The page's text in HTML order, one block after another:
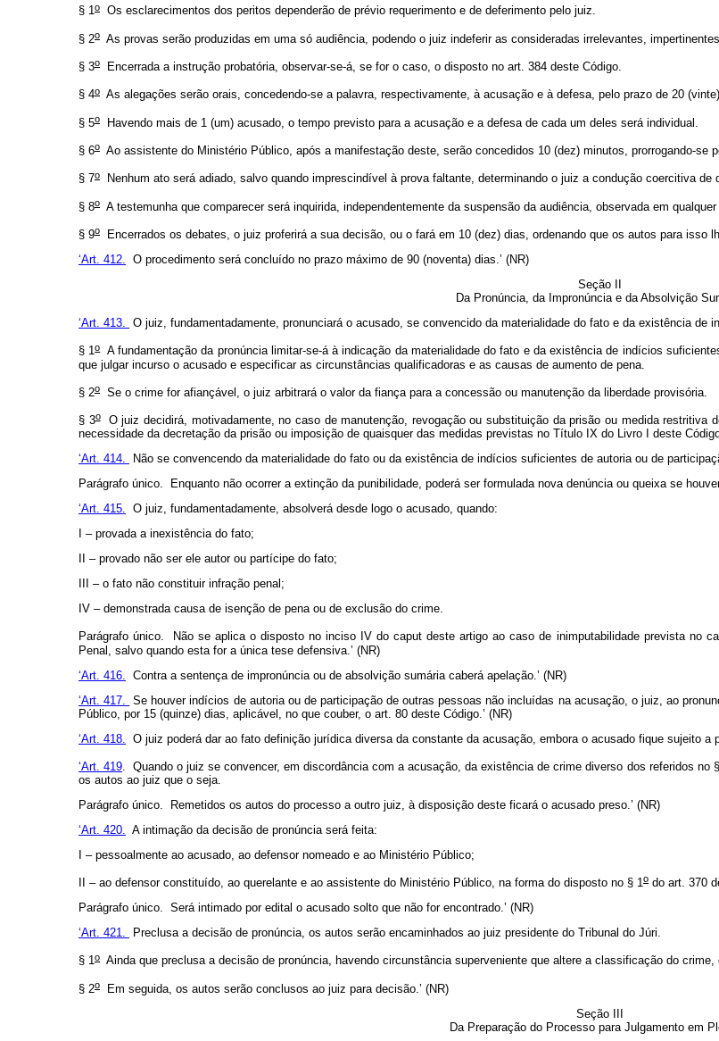
§ 1o Os esclarecimentos dos peritos dependerão de prévio requerimento e de deferimento pelo juiz.
§ 2o As provas serão produzidas em uma só audiência, podendo o juiz indeferir as consideradas irrelevantes,
§ 3o Encerrada a instrução probatória, observar-se-á, se for o caso, o disposto no art. 384 deste Código.
§ 4o As alegações serão orais, concedendo-se a palavra, respectivamente, à acusação e à defesa, pelo prazo de 20
§ 5o Havendo mais de 1 (um) acusado, o tempo previsto para a acusação e a defesa de cada um deles será individual.
§ 6o Ao assistente do Ministério Público, após a manifestação deste, serão concedidos 10 (dez) minutos, prorrogando-se
§ 7o Nenhum ato será adiado, salvo quando imprescindível à prova faltante, determinando o juiz a condução coercitiva de
§ 8o A testemunha que comparecer será inquirida, independentemente da suspensão da audiência, observada em
§ 9o
Encerrados os debates, o juiz proferirá a sua decisão, ou o fará em 10 (dez) dias, ordenando que os autos para isso
‘Art. 412. O procedimento será concluído no prazo máximo de 90 (noventa) dias.’ (NR)
Seção II
Da Pronúncia, da Impronúncia e da Absolvição
‘Art. 413. O juiz, fundamentadamente, pronunciará o acusado, se convencido da materialidade do fato e da existência de
§ 1oA fundamentação da pronúncia limitar-se-á à indicação da materialidade do fato e da existência de indícios
que julgar incurso o acusado e especificar as circunstâncias qualificadoras e as causas de aumento de pena.
§ 2o Se o crime for afiançável, o juiz arbitrará o valor da fiança para a concessão ou manutenção da liberdade provisória.
§ 3oO juiz decidirá, motivadamente, no caso de manutenção, revogação ou substituição da prisão ou medida restritiva
necessidade da decretação da prisão ou imposição de quaisquer das medidas previstas no Título IX do Livro I deste
‘Art. 414.
Não se convencendo da materialidade do fato ou da existência de indícios suficientes de autoria ou de
Parágrafo único. Enquanto não ocorrer a extinção da punibilidade, poderá ser formulada nova denúncia ou queixa se
‘Art. 415. O juiz, fundamentadamente, absolverá desde logo o acusado, quando:
I – provada a inexistência do fato;
II – provado não ser ele autor ou partícipe do fato;
III – o fato não constituir infração penal;
IV – demonstrada causa de isenção de pena ou de exclusão do crime.
Parágrafo único. Não se aplica o disposto no inciso IV docaput deste artigo ao caso de inimputabilidade prevista no
Penal, salvo quando esta for a única tese defensiva.’ (NR)
‘Art. 416.
Contra a sentença de impronúncia ou de absolvição sumária caberá apelação.’ (NR)
‘Art. 417.
Se houver indícios de autoria ou de participação de outras pessoas não incluídas na acusação, o juiz, ao
Público, por 15 (quinze) dias, aplicável, no que couber, o art. 80 deste Código.’ (NR)
‘Art. 418.
O juiz poderá dar ao fato definição jurídica diversa da constante da acusação, embora o acusado fique sujeito a
‘Art. 419 . Quando o juiz se convencer, em discordância com a acusação, da existência de crime diverso dos referidos no
os autos ao juiz que o seja.
Parágrafo único. Remetidos os autos do processo a outro juiz, à disposição deste ficará o acusado preso.’ (NR)
‘Art. 420.
A intimação da decisão de pronúncia será feita:
I – pessoalmente ao acusado, ao defensor nomeado e ao Ministério Público;
II – ao defensor constituído, ao querelante e ao assistente do Ministério Público, na forma do disposto no § 1o do art. 370
Parágrafo único. Será intimado por edital o acusado solto que não for encontrado.’ (NR)
‘Art. 421.
Preclusa a decisão de pronúncia, os autos serão encaminhados ao juiz presidente do Tribunal do Júri.
§ 1o Ainda que preclusa a decisão de pronúncia, havendo circunstância superveniente que altere a classificação do
§ 2o
Em seguida, os autos serão conclusos ao juiz para decisão.’ (NR)
Seção III
Da Preparação do Processo para Julgamento em